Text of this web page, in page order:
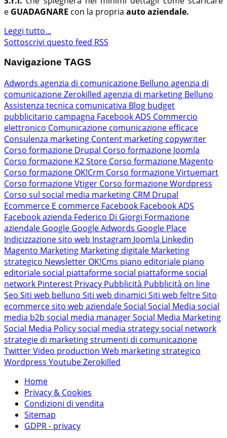
e GUADAGNARE con la propria auto aziendale.
Leggi tutto...
Sottoscrivi questo feed RSS
Navigazione TAGS
Adwords agenzia di comunicazione Belluno agenzia di
comunicazione Zerokilled agenzia di marketing Belluno
Assistenza tecnica comunicativa Blog budget
pubblicitario campagna Facebook ADS Commercio
elettronico Comunicazione comunicazione efficace
Consulenza marketing Content marketing copywriter
Corso formazione Drupal Corso formazione Joomla
Corso formazione K2 Store Corso formazione Magento
Corso formazione OK!Crm Corso formazione Virtuemart
Corso formazione Vtiger Corso formazione Wordpress
Corso sul social media marketing CRM Drupal
Ecommerce E commerce Facebook Facebook ADS
Facebook azienda Federico Di Giorgi Formazione
aziendale Google Google Adwords Google Place
Indicizzazione sito web Instagram Joomla Linkedin
Magento Marketing Marketing digitale Marketing
strategico Newsletter OK!Cms piano editoriale piano
editoriale social piattaforme social piattaforme social
network Pinterest Privacy Pubblicità Pubblicità on line
Seo Siti web belluno Siti web dinamici Siti web feltreSito
ecommercesito web aziendaleSocial Social Media social
media b2b social media managerSocial Media Marketing
Social Media Policysocial media strategysocial network
strategie di marketingstrumenti di comunicazione
TwitterVideo production Web marketing strategico
Wordpress YoutubeZerokilled
Home
Privacy & Cookies
Condizioni di vendita
Sitemap
GDPR - privacy